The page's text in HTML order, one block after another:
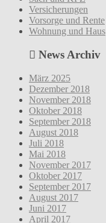
Versicherungen
Vorsorge und Rente
Wohnung und Haus
News Archiv
März 2025
Dezember 2018
November 2018
Oktober 2018
September 2018
August 2018
Juli 2018
Mai 2018
November 2017
Oktober 2017
September 2017
August 2017
Juni 2017
April 2017